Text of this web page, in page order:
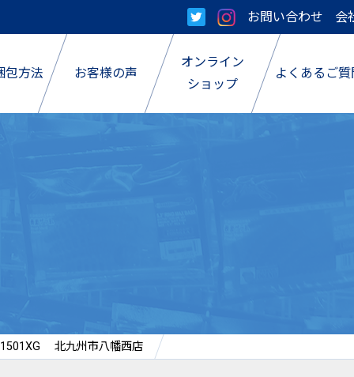
お問い合わせ 会
包方法 お客様の声
オンライン
ショップ
よくあるご質
北九州市八幡西店